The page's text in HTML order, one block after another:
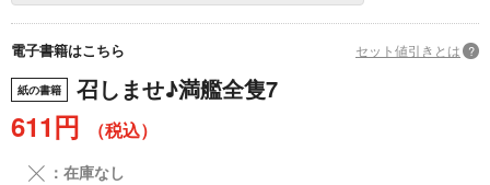
電子書籍はこちら セット値引きとは ?
紙の書籍 召しませ♪満艦全隻7
611円 （税込）
╳ ：在庫なし